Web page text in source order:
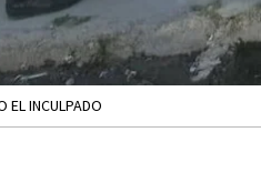
EL INCULPADO